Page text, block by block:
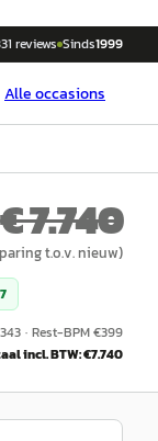
reviews Sinds1999
Alle occasions
€ 7.740
t.o.v. nieuw)
· Rest-BPM €399
incl. BTW: €7.740